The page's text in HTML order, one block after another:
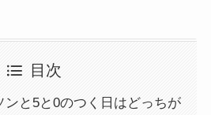
目次
ンと5と0のつく日はどっちが